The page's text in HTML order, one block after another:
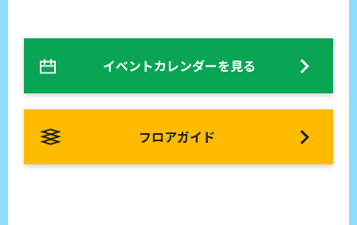
イベントカレンダーを見る
フロアガイド